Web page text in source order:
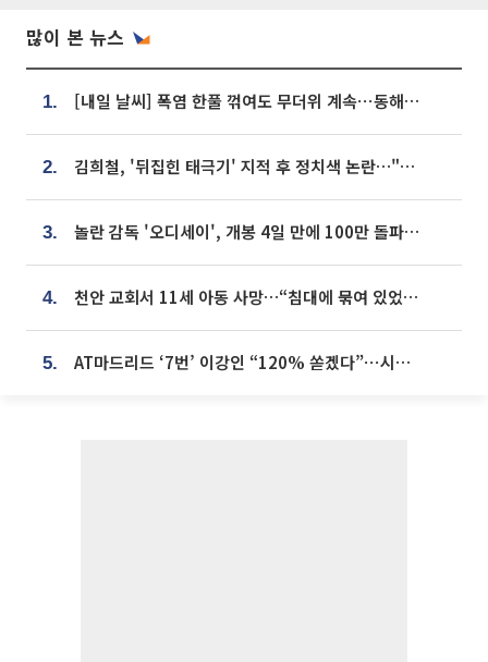
많이 본 뉴스
1. [내일 날씨] 폭염 한풀 꺾여도 무더위 계속⋯동해안 이틀 연속 비
2. 김희철, '뒤집힌 태극기' 지적 후 정치색 논란…"좌우 떠나 우리나라 국기"
3. 놀란 감독 '오디세이', 개봉 4일 만에 100만 돌파⋯'왕사남' 보다 빠르다
4. 천안 교회서 11세 아동 사망…“침대에 묶여 있었다” 진술 확보
5. AT마드리드 ‘7번’ 이강인 “120% 쏟겠다”⋯시메오네 감독 “필요한 선수”